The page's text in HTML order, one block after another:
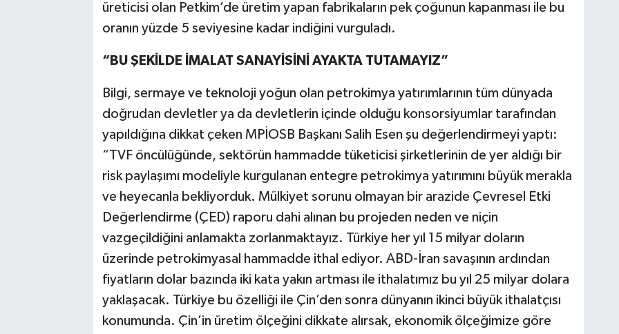
üreticisi olan Petkim’de üretim yapan fabrikaların pek çoğunun kapanması ile bu
oranın yüzde 5 seviyesine kadar indiğini vurguladı.
“BU ŞEKİLDE İMALAT SANAYİSİNİ AYAKTA TUTAMAYIZ”
Bilgi, sermaye ve teknoloji yoğun olan petrokimya yatırımlarının tüm dünyada
doğrudan devletler ya da devletlerin içinde olduğu konsorsiyumlar tarafından
yapıldığına dikkat çeken MPİOSB Başkanı Salih Esen şu değerlendirmeyi yaptı:
“TVF öncülüğünde, sektörün hammadde tüketicisi şirketlerinin de yer aldığı bir
risk paylaşımı modeliyle kurgulanan entegre petrokimya yatırımını büyük merakla
ve heyecanla bekliyorduk. Mülkiyet sorunu olmayan bir arazide Çevresel Etki
Değerlendirme (ÇED) raporu dahi alınan bu projeden neden ve niçin
vazgeçildiğini anlamakta zorlanmaktayız. Türkiye her yıl 15 milyar doların
üzerinde petrokimyasal hammadde ithal ediyor. ABD-İran savaşının ardından
fiyatların dolar bazında iki kata yakın artması ile ithalatımız bu yıl 25 milyar dolara
yaklaşacak. Türkiye bu özelliği ile Çin’den sonra dünyanın ikinci büyük ithalatçısı
konumunda. Çin’in üretim ölçeğini dikkate alırsak, ekonomik ölçeğimize göre